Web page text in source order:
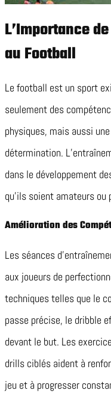
L’Importance
au Football
Le football est un sport
seulement des
physiques, mais aussi
détermination.
dans le développement
qu’ils soient amateurs ou
Amélioration des
Les séances
aux joueurs de
techniques telles que le
passe précise, le dribble
devant le but. Les
drills ciblés aident à
jeu et à progresser